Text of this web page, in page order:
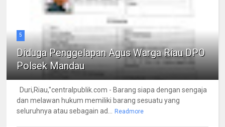
5
Diduga Penggelapan Agus Warga Riau DPO
Polsek Mandau
Duri,Riau,"centralpublik.com - Barang siapa dengan sengaja
dan melawan hukum memiliki barang sesuatu yang
seluruhnya atau sebagain ad... Readmore